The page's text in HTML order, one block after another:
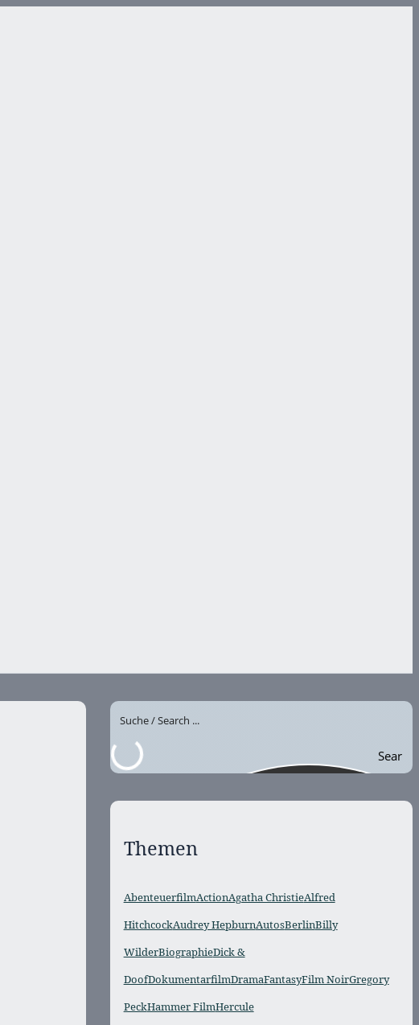
Sear
Themen
AbenteuerfilmActionAgatha ChristieAlfred
HitchcockAudrey HepburnAutosBerlinBilly
WilderBiographieDick &
DoofDokumentarfilmDramaFantasyFilm NoirGregory
PeckHammer FilmHercule